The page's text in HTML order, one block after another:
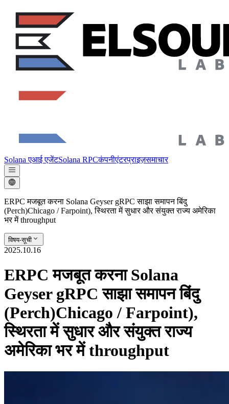
Solana एआई एजेंटSolana RPCकंपनीएंटरप्राइज़समाचार
ERPC मजबूत करना Solana Geyser gRPC साझा समापन बिंदु
(Perch)Chicago / Farpoint), स्थिरता में सुधार और संयुक्त राज्य अमेरिका
भर में throughput
विषय-सूची
2025.10.16
ERPC मजबूत करना Solana
Geyser gRPC साझा समापन बिंदु
(Perch)Chicago / Farpoint),
स्थिरता में सुधार और संयुक्त राज्य
अमेरिका भर में throughput